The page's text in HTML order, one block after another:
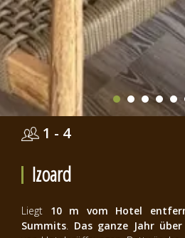
Izoard
1 - 4
Liegt 10 m vom Hotel
Summits
Das ganze Jahr